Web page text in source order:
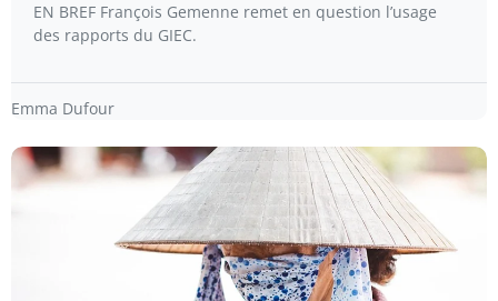
EN BREF François Gemenne remet en question l’usage
des rapports du GIEC.
Emma Dufour